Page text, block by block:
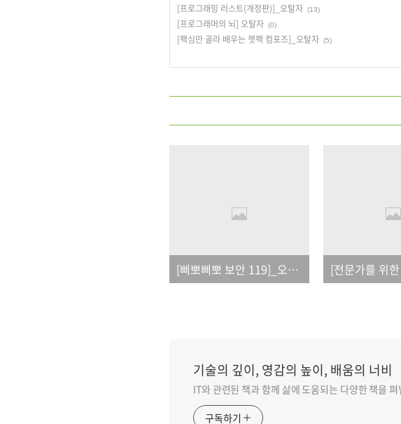
[프로그래밍 러스트(개정판)]_오탈자 (13)
[프로그래머의 뇌] 오탈자 (0)
[핵심만 골라 배우는 젯팩 컴포즈]_오탈자 (5)
[삐뽀삐뽀 보안 119]_오탈자
기술의 깊이, 영감의 높이, 배움의 너비
IT와 관련된 책과 함께 삶에 도움되는 다양한 책을 펴
구독하기